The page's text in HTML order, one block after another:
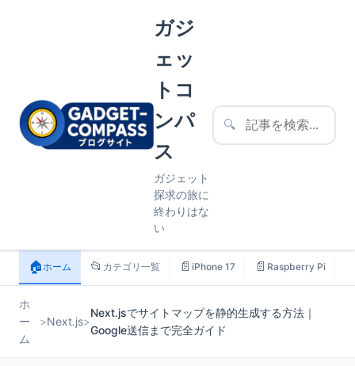
ガジ
ェッ
トコ
ンパ
ス
ガジェット
探求の旅に
終わりはな
い
🔍
🏠ホーム 📂 カテゴリ一覧 📄 iPhone 17 📄 Raspberry Pi
ホ
ー
ム
>Next.js>
Next.jsでサイトマップを静的生成する方法｜
Google送信まで完全ガイド